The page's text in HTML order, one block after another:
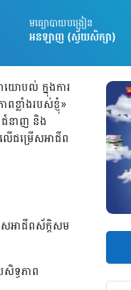
មធ្យោបាយបង្រៀន
អនឡាញ (ស្វ័យសិក្សា)
យោបល់ ក្នុងការ
ពខ្លាំងរបស់ខ្ញុំ»
ជំនាញ និង
ើជម្រើសអាជីព
សអាជីពស័ក្តិសម
ទ្ធភាព